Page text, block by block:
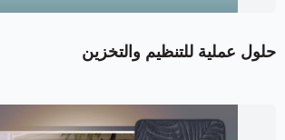
حلول عملية للتنظيم والتخزين